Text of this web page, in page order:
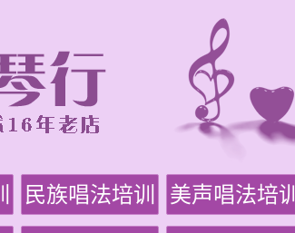
民族唱法培训 美声唱法培训